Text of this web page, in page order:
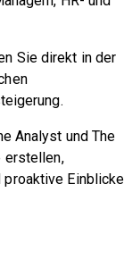
Sie direkt in der
Analyst und The
erstellen,
proaktive Einblicke